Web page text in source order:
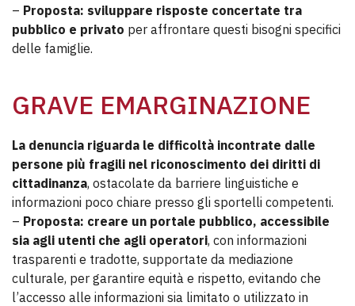
– Proposta: sviluppare risposte concertate tra
pubblico e privato per affrontare questi bisogni specifici
delle famiglie.
GRAVE EMARGINAZIONE
La denuncia riguarda le difficoltà incontrate dalle
persone più fragili nel riconoscimento dei diritti di
cittadinanza, ostacolate da barriere linguistiche e
informazioni poco chiare presso gli sportelli competenti.
– Proposta: creare un portale pubblico, accessibile
sia agli utenti che agli operatori, con informazioni
trasparenti e tradotte, supportate da mediazione
culturale, per garantire equità e rispetto, evitando che
l’accesso alle informazioni sia limitato o utilizzato in